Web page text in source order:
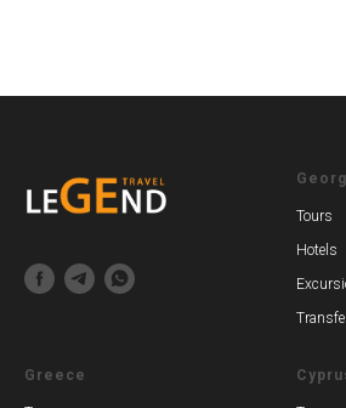
Tours
Hotels
Greece